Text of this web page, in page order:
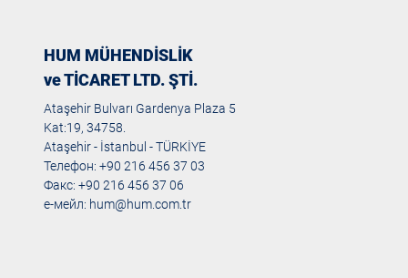
HUM MÜHENDİSLİK
ve TİCARET LTD. ŞTİ.
Ataşehir Bulvarı Gardenya Plaza 5
Kat:19, 34758.
Ataşehir - İstanbul - TÜRKİYE
Телефон: +90 216 456 37 03
Факс: +90 216 456 37 06
е-мейл: hum@hum.com.tr